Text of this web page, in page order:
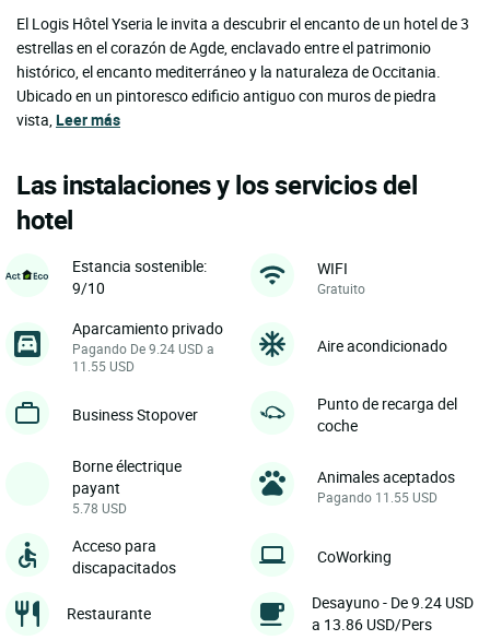
El Logis Hôtel Yseria le invita a descubrir el encanto de un hotel de 3
estrellas en el corazón de Agde, enclavado entre el patrimonio
histórico, el encanto mediterráneo y la naturaleza de Occitania.
Ubicado en un pintoresco edificio antiguo con muros de piedra
vista,Leer más
Las instalaciones y los servicios del
hotel
Estancia sostenible:
9/10
WIFI
Gratuito
Aparcamiento privado
Pagando De 9.24 USD a
11.55 USD
Aire acondicionado
Business Stopover
Punto de recarga del
coche
Borne électrique
payant
5.78 USD
Animales aceptados
Pagando 11.55 USD
Acceso para
discapacitados
CoWorking
Restaurante
Desayuno - De 9.24 USD
a 13.86 USD/Pers